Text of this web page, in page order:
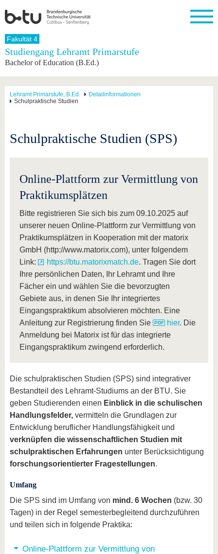
Startseite
Universität
Struktur
Partnerschaften
Strukturwandel
Forschung
Forschung
Forschungsprofil
Nachwuchs
Studium
Vor dem
Studium
Nach
Studium
International
Profil
Mit der
Für
Studierende
Kontakt
Wissenschaftliche
Fachkräfte
Gründen
an der
Transferprojekte
kennen
Werte
BTU &
erleben
Fakultät 4
Studiengang Lehramt Primarstufe
Bachelor of Education (B.Ed.)
Lehramt Primarstufe, B.Ed.
Detailinformationen
Schulpraktische Studien
Schulpraktische Studien (SPS)
Online-Plattform zur Vermittlung von
Praktikumsplätzen
Bitte registrieren Sie sich bis zum 09.10.2025 auf
unserer neuen Online-Plattform zur Vermittlung von
Praktikumsplätzen in Kooperation mit der matorix
GmbH (http://www.matorix.com), unter folgendem
Link:
https://btu.matorixmatch.de. Tragen Sie dort
Ihre persönlichen Daten, Ihr Lehramt und Ihre
Fächer ein und wählen Sie die bevorzugten
Gebiete aus, in denen Sie Ihr integriertes
Eingangspraktikum absolvieren möchten. Eine
Anleitung zur Registrierung finden Sie
hier. Die
Anmeldung bei Matorix ist für das integrierte
Eingangspraktikum zwingend erforderlich.
Die schulpraktischen Studien (SPS) sind integrativer
Bestandteil des Lehramt-Studiums an der BTU. Sie
geben Studierenden einen Einblick in die schulischen
Handlungsfelder, vermitteln die Grundlagen zur
Entwicklung beruflicher Handlungsfähigkeit und
verknüpfen die wissenschaftlichen Studien mit
schulpraktischen Erfahrungen unter Berücksichtigung
forschungsorientierter Fragestellungen.
Umfang
Die SPS sind im Umfang von mind. 6 Wochen (bzw. 30
Tagen) in der Regel semesterbegleitend durchzuführen
und teilen sich in folgende Praktika:
Online-Plattform zur Vermittlung von